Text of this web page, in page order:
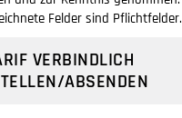
Felder sind Pflichtfelder.
VERBINDLICH
ABSENDEN